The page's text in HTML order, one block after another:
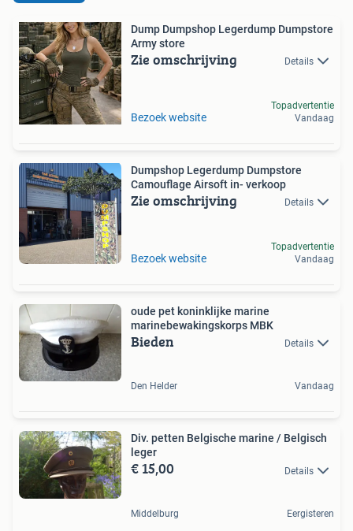
Dump Dumpshop Legerdump Dumpstore
Army store
Zie omschrijving Details
Bezoek website
Topadvertentie
Vandaag
Dumpshop Legerdump Dumpstore
Camouflage Airsoft in- verkoop
Zie omschrijving Details
Bezoek website
Topadvertentie
Vandaag
oude pet koninklijke marine
marinebewakingskorps MBK
Bieden Details
Den Helder Vandaag
Div. petten Belgische marine / Belgisch
leger
€ 15,00 Details
Middelburg Eergisteren